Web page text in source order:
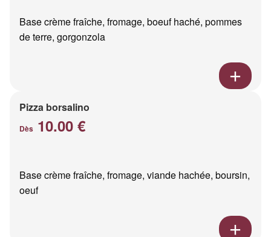
Base crème fraîche, fromage, boeuf haché, pommes
de terre, gorgonzola
Pizza borsalino
Dès 10.00 €
Base crème fraîche, fromage, viande hachée, boursin,
oeuf